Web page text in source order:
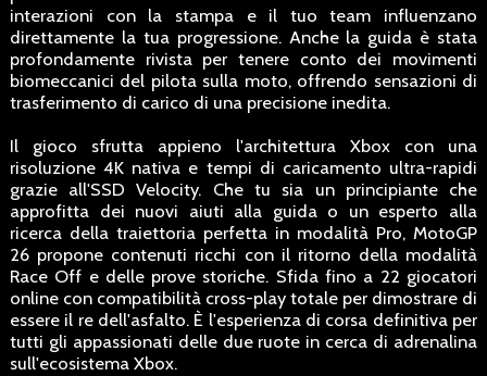
interazioni con la stampa e il tuo team influenzano
direttamente la tua progressione. Anche la guida è stata
profondamente rivista per tenere conto dei movimenti
biomeccanici del pilota sulla moto, offrendo sensazioni di
trasferimento di carico di una precisione inedita.
Il gioco sfrutta appieno l'architettura Xbox con una
risoluzione 4K nativa e tempi di caricamento ultra-rapidi
grazie all'SSD Velocity. Che tu sia un principiante che
approfitta dei nuovi aiuti alla guida o un esperto alla
ricerca della traiettoria perfetta in modalità Pro, MotoGP
26 propone contenuti ricchi con il ritorno della modalità
Race Off e delle prove storiche. Sfida fino a 22 giocatori
online con compatibilità cross-play totale per dimostrare di
essere il re dell'asfalto. È l'esperienza di corsa definitiva per
tutti gli appassionati delle due ruote in cerca di adrenalina
sull'ecosistema Xbox.